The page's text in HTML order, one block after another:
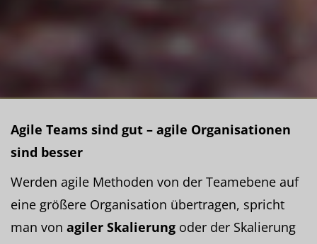
Agile Teams sind gut – agile Organisationen
sind besser
Werden agile Methoden von der Teamebene auf
eine größere Organisation übertragen, spricht
man von agiler Skalierung oder der Skalierung